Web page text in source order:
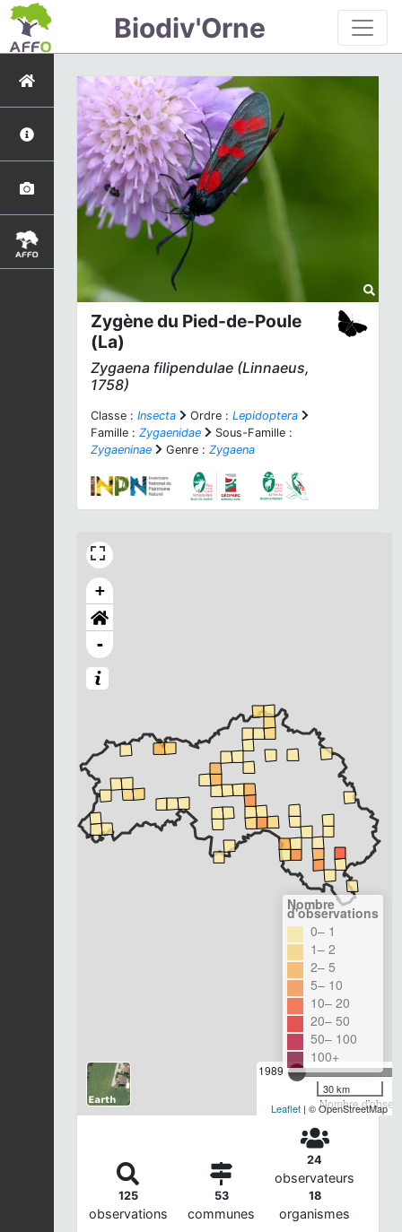
Biodiv'Orne
Zygène du Pied-de-Poule
(La)
Zygaena filipendulae (Linnaeus,
1758)
Classe : Insecta Ordre : Lepidoptera
Famille : Zygaenidae
Sous-Famille :
Zygaeninae
Genre : Zygaena
+
-
1989
Nombre
Nombre
d'observations
0– 1
1– 2
2– 5
5– 10
10– 20
20– 50
50– 100
100+
30 km
Leaflet | © OpenStreetMap
125
observations
53
communes
24
observateurs
18
organismes